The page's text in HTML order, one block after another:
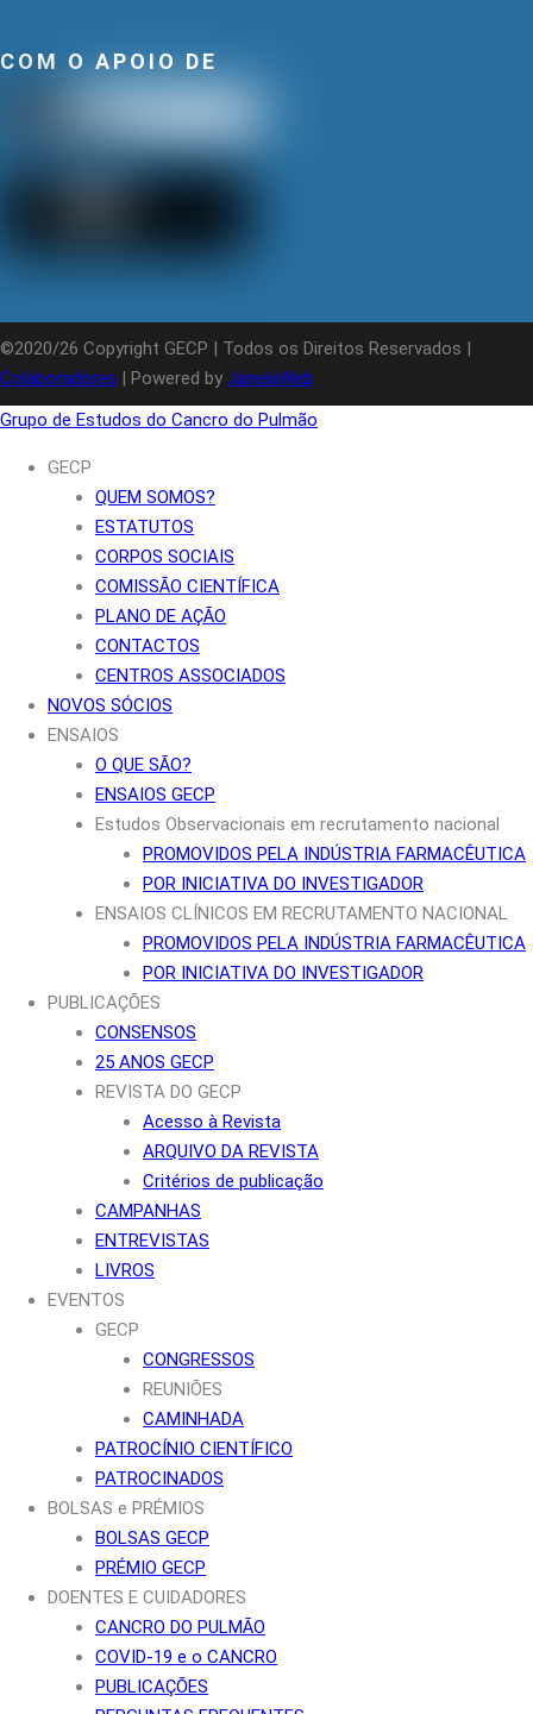
COM O APOIO DE
©2020/26 Copyright GECP | Todos os Direitos Reservados |
Colaboradores | Powered by JanelaWeb
Grupo de Estudos do Cancro do Pulmão
GECP
QUEM SOMOS?
ESTATUTOS
CORPOS SOCIAIS
COMISSÃO CIENTÍFICA
PLANO DE AÇÃO
CONTACTOS
CENTROS ASSOCIADOS
NOVOS SÓCIOS
ENSAIOS
O QUE SÃO?
ENSAIOS GECP
Estudos Observacionais em recrutamento nacional
PROMOVIDOS PELA INDÚSTRIA FARMACÊUTICA
POR INICIATIVA DO INVESTIGADOR
ENSAIOS CLÍNICOS EM RECRUTAMENTO NACIONAL
PROMOVIDOS PELA INDÚSTRIA FARMACÊUTICA
POR INICIATIVA DO INVESTIGADOR
PUBLICAÇÕES
CONSENSOS
25 ANOS GECP
REVISTA DO GECP
Acesso à Revista
ARQUIVO DA REVISTA
Critérios de publicação
CAMPANHAS
ENTREVISTAS
LIVROS
EVENTOS
GECP
CONGRESSOS
REUNIÕES
CAMINHADA
PATROCÍNIO CIENTÍFICO
PATROCINADOS
BOLSAS e PRÉMIOS
BOLSAS GECP
PRÉMIO GECP
DOENTES E CUIDADORES
CANCRO DO PULMÃO
COVID-19 e o CANCRO
PUBLICAÇÕES